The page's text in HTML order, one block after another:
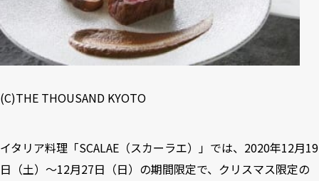
(C)THE THOUSAND KYOTO
イタリア料理「SCALAE（スカーラエ）」では、2020年12月19
日（土）～12月27日（日）の期間限定で、クリスマス限定の